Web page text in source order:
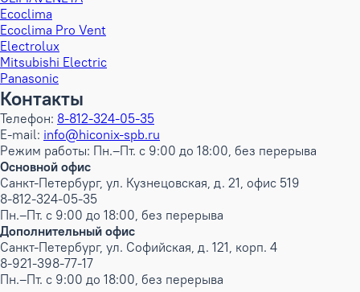
Ecoclima
Ecoclima Pro Vent
Electrolux
Mitsubishi Electric
Panasonic
Контакты
Телефон: 8-812-324-05-35
E-mail: info@hiconix-spb.ru
Режим работы: Пн.–Пт. с 9:00 до 18:00, без перерыва
Основной офис
Санкт-Петербург, ул. Кузнецовская, д. 21, офис 519
8-812-324-05-35
Пн.–Пт. с 9:00 до 18:00, без перерыва
Дополнительный офис
Санкт-Петербург, ул. Софийская, д. 121, корп. 4
8-921-398-77-17
Пн.–Пт. с 9:00 до 18:00, без перерыва